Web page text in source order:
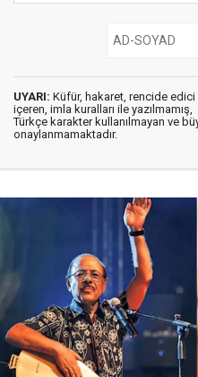
UYARI: Küfür, hakaret, rencide edici
içeren, imla kuralları ile yazılmamış,
Türkçe karakter kullanılmayan ve
onaylanmamaktadır.